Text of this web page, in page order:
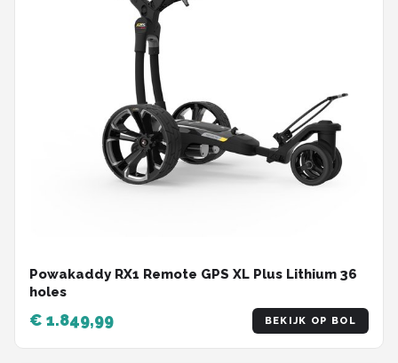
Powakaddy RX1 Remote GPS XL Plus Lithium 36
holes
€ 1.849,99 BEKIJK OP BOL